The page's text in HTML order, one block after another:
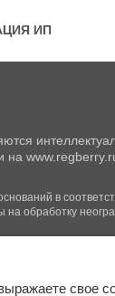
ИП
в
обработку
в группусвое